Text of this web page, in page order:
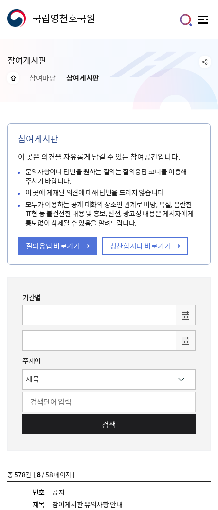
국립영천호국원
참여게시판
참여마당 참여게시판
참여게시판
이 곳은 의견을 자유롭게 남길 수 있는 참여공간입니다.
문의사항이나 답변을 원하는 질의는 질의응답 코너를 이용해
주시기 바랍니다.
이 곳에 게재된 의견에 대해 답변을 드리지 않습니다.
모두가 이용하는 공개 대화의 장소인 관계로 비방, 욕설, 음란한
표현 등 불건전한 내용 및 홍보, 선전, 광고성 내용은 게시자에게
통보없이 삭제될 수 있음을 알려드립니다.
질의응답 바로가기 칭찬합시다 바로가기
기간별
주제어
검색
총578건 [8/ 58 페이지 ]
번호
공지
제목
참여게시판 유의사항 안내